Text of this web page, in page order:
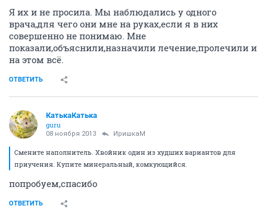
Я их и не просила. Мы наблюдались у одного
врача,для чего они мне на руках,если я в них
совершенно не понимаю. Мне
показали,объяснили,назначили лечение,пролечили и
на этом всё.
ОТВЕТИТЬ
КатькаКатька
guru
08 ноября 2013 ИришкаМ
Смените наполнитель. Хвойник один из худших вариантов для
приучения. Купите минеральный, комкующийся.
попробуем,спасибо
ОТВЕТИТЬ